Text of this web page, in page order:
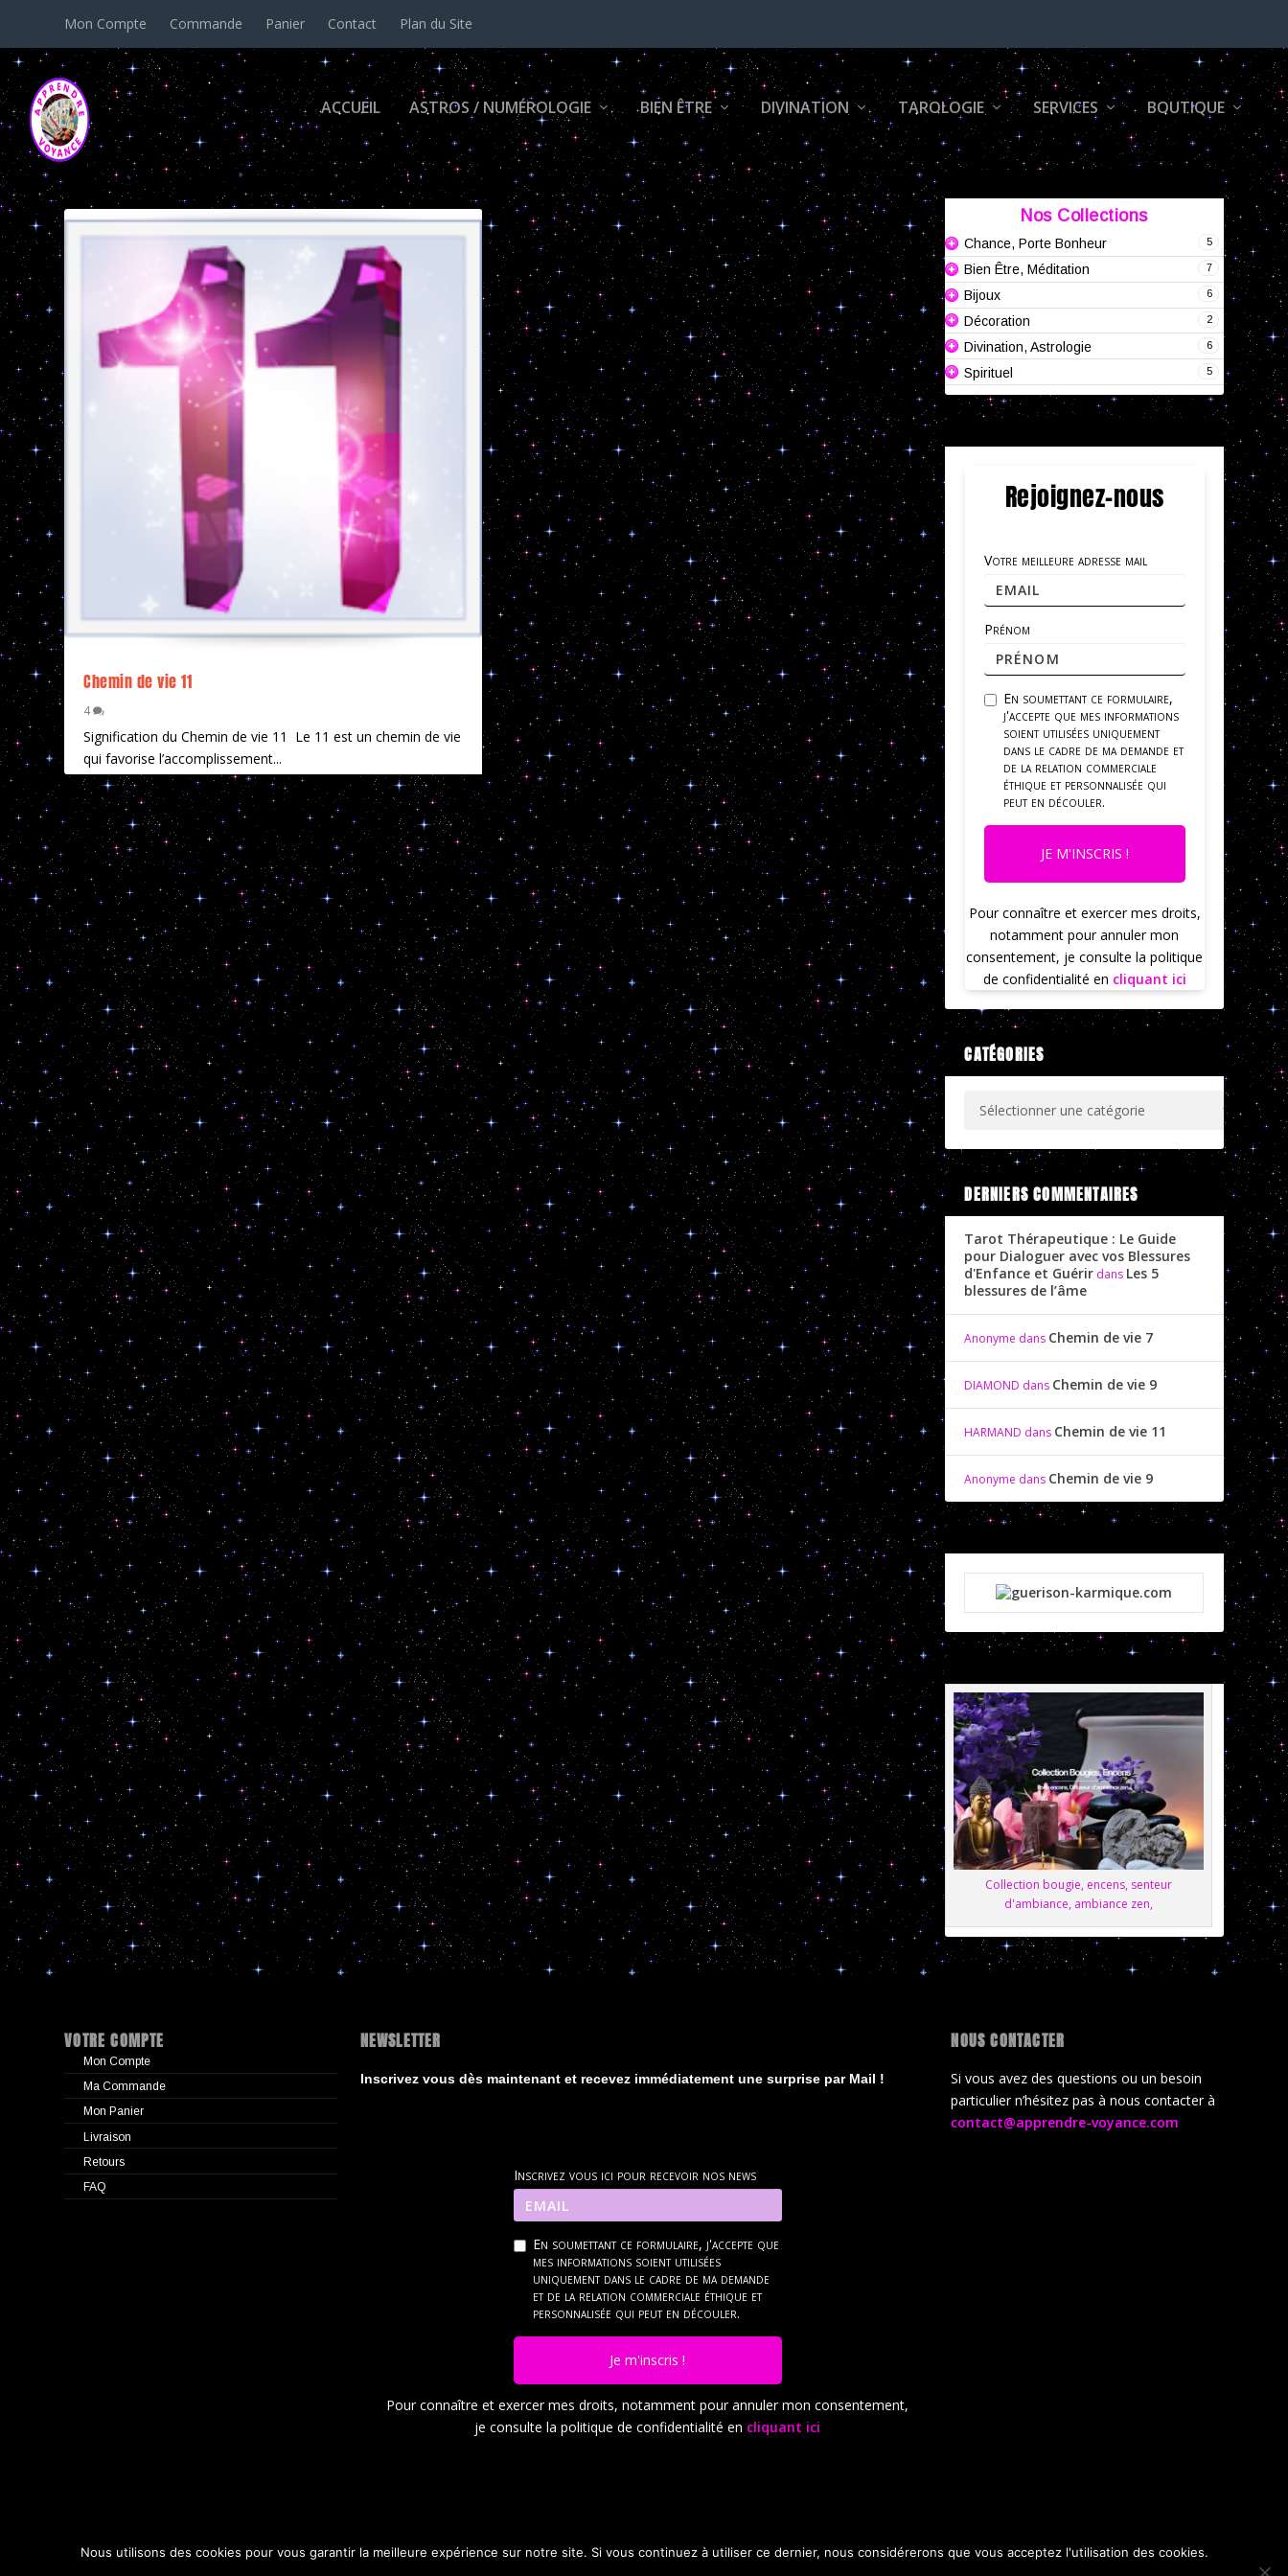
Mon Compte Commande Panier Contact Plan du Site
ACCUEIL ASTROS / NUMÉROLOGIE BIEN ÊTRE DIVINATION TAROLOGIE SERVICES BOUTIQUE
Étiquette :chemin de vie 22 et illumination
Chemin de vie 11
4
Signification du Chemin de vie 11 Le 11 est un chemin de vie
qui favorise l’accomplissement...
EN SAVOIR PLUS
Nos Collections
5
Chance, Porte Bonheur
7
Bien Être, Méditation
6
Bijoux
2
Décoration
6
Divination, Astrologie
5
Spirituel
Rejoignez-nous
Votre meilleure adresse mail
Prénom
En soumettant ce formulaire,
j'accepte que mes informations
soient utilisées uniquement
dans le cadre de ma demande et
de la relation commerciale
éthique et personnalisée qui
peut en découler.
JE M'INSCRIS !
Pour connaître et exercer mes droits,
notamment pour annuler mon
consentement, je consulte la politique
de confidentialité en cliquant ici
CATÉGORIES
DERNIERS COMMENTAIRES
Tarot Thérapeutique : Le Guide
pour Dialoguer avec vos Blessures
d'Enfance et Guérir dans Les 5
blessures de l’âme
Anonyme dans Chemin de vie 7
DIAMOND dans Chemin de vie 9
HARMAND dans Chemin de vie 11
Anonyme dans Chemin de vie 9
Collection bougie, encens, senteur
d'ambiance, ambiance zen,
VOTRE COMPTE
Mon Compte
Ma Commande
Mon Panier
Livraison
Retours
FAQ
NEWSLETTER
Inscrivez vous dès maintenant et recevez immédiatement une surprise par Mail !
Inscrivez vous ici pour recevoir nos news
En soumettant ce formulaire, j'accepte que
mes informations soient utilisées
uniquement dans le cadre de ma demande
et de la relation commerciale éthique et
personnalisée qui peut en découler.
Je m'inscris !
Pour connaître et exercer mes droits, notamment pour annuler mon consentement,
je consulte la politique de confidentialité en cliquant ici
NOUS CONTACTER
Si vous avez des questions ou un besoin
particulier n’hésitez pas à nous contacter à
contact@apprendre-voyance.com
Conçu parElegant Themes| Propulsé parWordPress
Nous utilisons des cookies pour vous garantir la meilleure expérience sur notre site. Si vous continuez à utiliser ce dernier, nous considérerons que vous acceptez l'utilisation des cookies.